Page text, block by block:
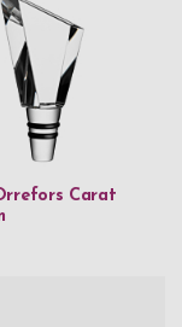
Carat